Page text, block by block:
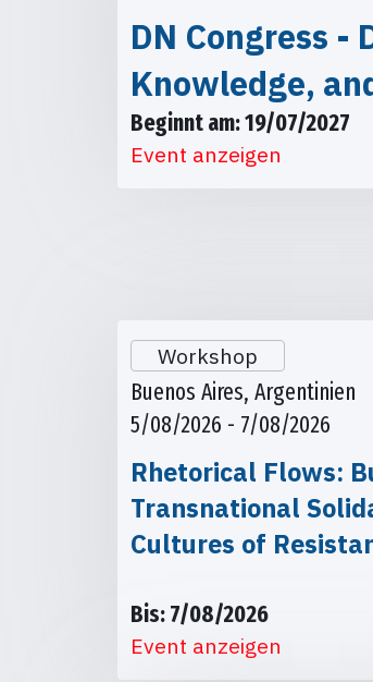
DN Congress
Knowledge,
Beginnt am: 19/07/2027
Event anzeigen
Workshop
Buenos Aires, Argentinien
5/08/2026 - 7/08/2026
Rhetorical Flows:
Transnational
Cultures of
Bis: 7/08/2026
Event anzeigen